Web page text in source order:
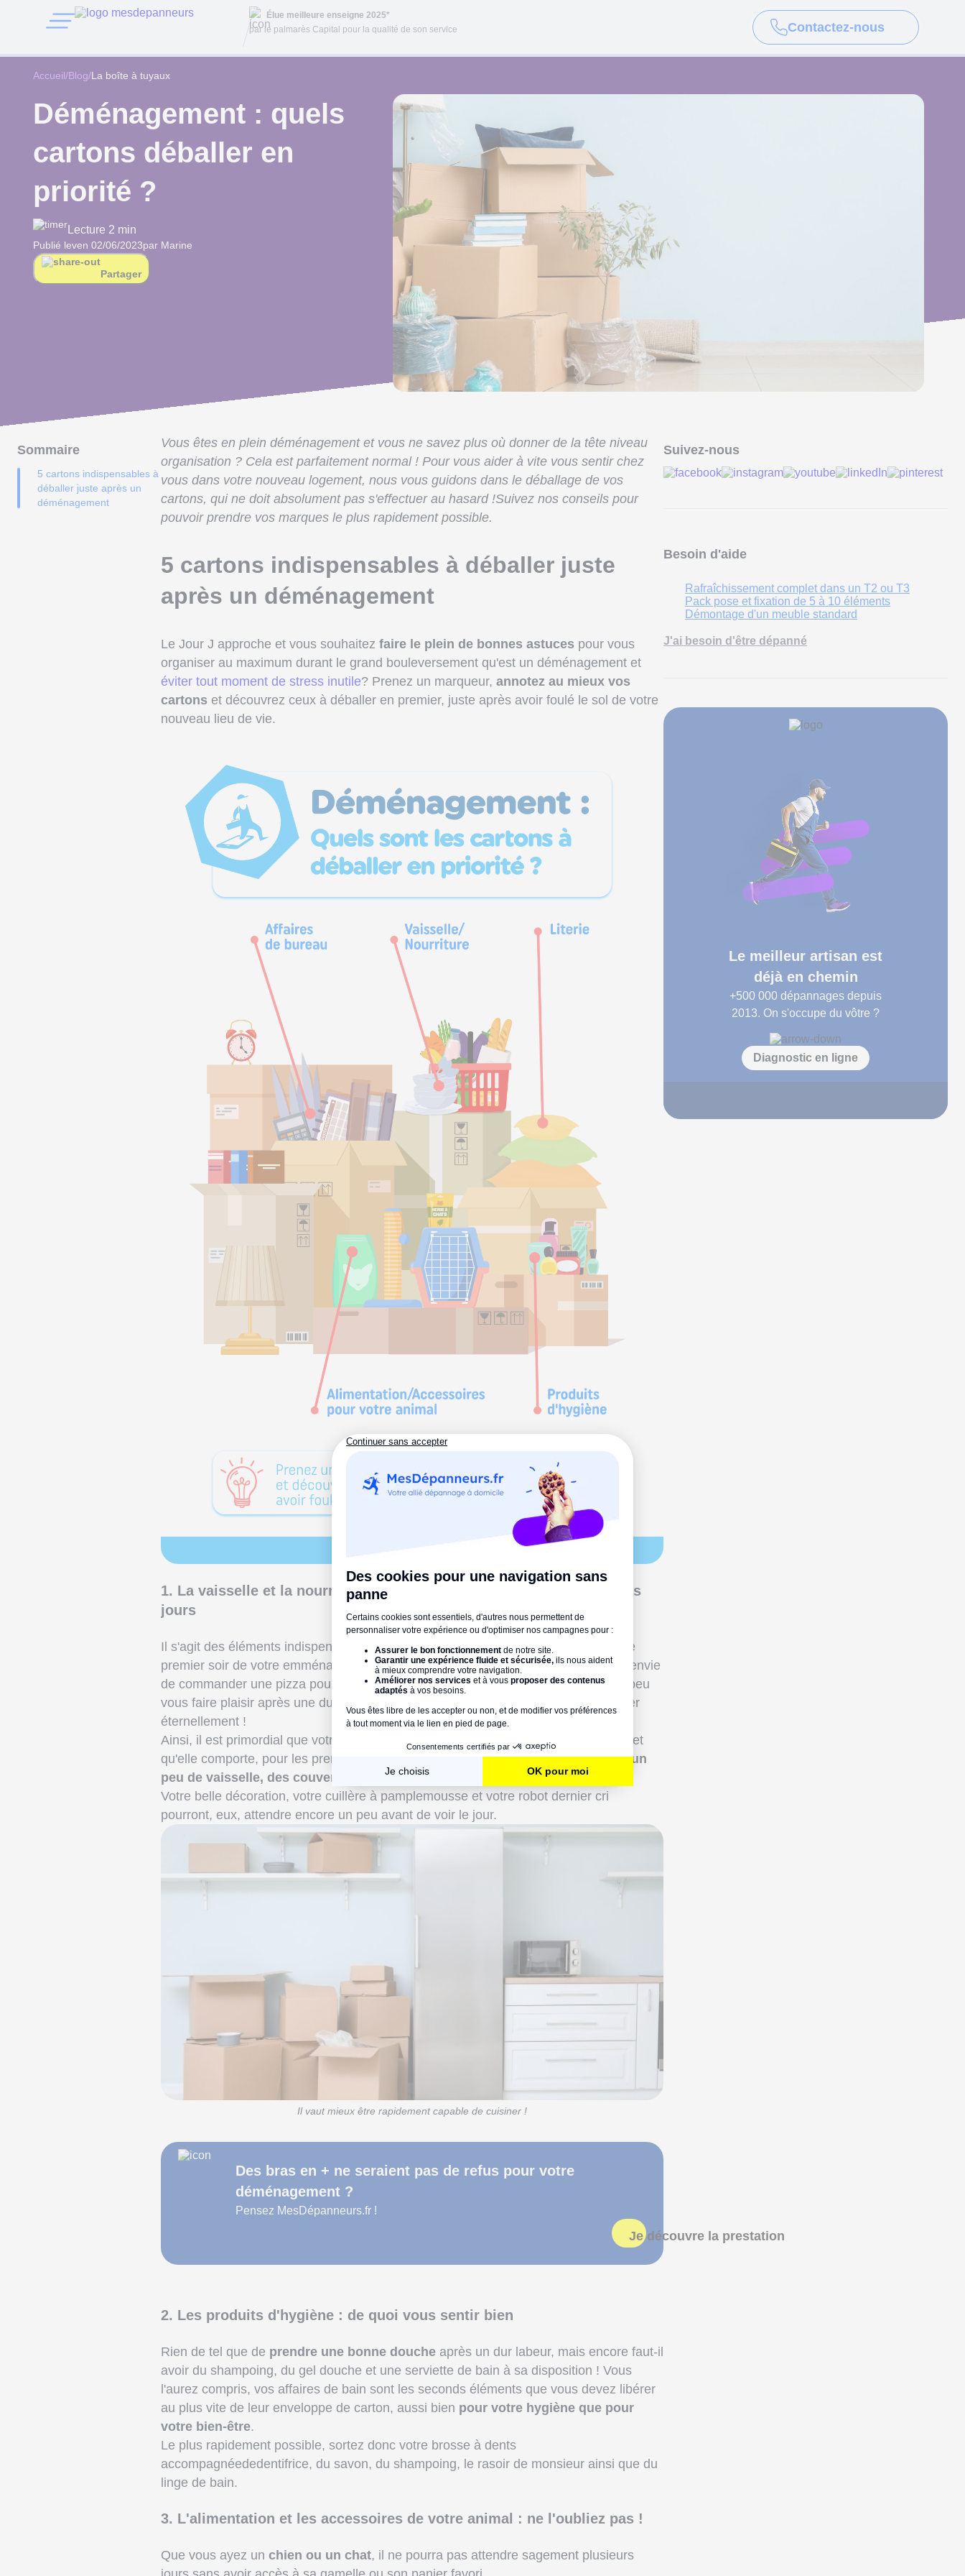
Élue meilleure enseigne 2025*
par le palmarès Capital pour la qualité de son service
Contactez-nous
Accueil/Blog/La boîte à tuyaux
Déménagement : quels
cartons déballer en
priorité ?
Lecture 2 min
Publié leven 02/06/2023par Marine
Partager
Sommaire
5 cartons indispensables à
déballer juste après un
déménagement
Vous êtes en plein déménagement et vous ne savez plus où donner de la tête niveau
organisation ? Cela est parfaitement normal ! Pour vous aider à vite vous sentir chez
vous dans votre nouveau logement, nous vous guidons dans le déballage de vos
cartons, qui ne doit absolument pas s'effectuer au hasard !Suivez nos conseils pour
pouvoir prendre vos marques le plus rapidement possible.
5 cartons indispensables à déballer juste
après un déménagement
Le Jour J approche et vous souhaitez faire le plein de bonnes astuces pour vous
organiser au maximum durant le grand bouleversement qu'est un déménagement et
éviter tout moment de stress inutile? Prenez un marqueur, annotez au mieux vos
cartons et découvrez ceux à déballer en premier, juste après avoir foulé le sol de votre
nouveau lieu de vie.
1. La vaisselle et la nourriture : quelques essentiels pour les premiers
jours
Il s'agit des éléments indispensables qu'il convient de déballeren premier lieu
! Le
premier soir de votre emménagement, nous comprenons très bien que vous ayez envie
de commander une pizza pour vous libérer de la corvée"cuisine" et de pouvoir un peu
vous faire plaisir après une dure journée, vousnourrir de fast-food ne peut pas durer
éternellement !
Ainsi, il est primordial que votre cuisine
soit opérationnelle le plus vite possible
et
qu'elle comporte, pour les premiers jours, un "nécessaire de survie" qui comprendun
peu de vaisselle, des couverts et une quantité suffisante d'aliments.
Votre belle décoration, votre cuillère à pamplemousse et votre robot dernier cri
pourront, eux, attendre encore un peu avant de voir le jour.
Il vaut mieux être rapidement capable de cuisiner !
Des bras en + ne seraient pas de refus pour votre
déménagement ?
Pensez MesDépanneurs.fr !
Je découvre la prestation
2. Les produits d'hygiène : de quoi vous sentir bien
Rien de tel que de prendre une bonne douche après un dur labeur, mais encore faut-il
avoir du shampoing, du gel douche et une serviette de bain à sa disposition ! Vous
l'aurez compris, vos affaires de bain sont les seconds éléments que vous devez libérer
au plus vite de leur enveloppe de carton, aussi bien pour votre hygiène que pour
votre bien-être.
Le plus rapidement possible, sortez donc votre brosse à dents
accompagnéededentifrice, du savon, du shampoing, le rasoir de monsieur ainsi que du
linge de bain.
3. L'alimentation et les accessoires de votre animal : ne l'oubliez pas !
Que vous ayez un chien ou un chat, il ne pourra pas attendre sagement plusieurs
Suivez-nous
Besoin d'aide
Rafraîchissement complet dans un T2 ou T3
Pack pose et fixation de 5 à 10 éléments
Démontage d'un meuble standard
J'ai besoin d'être dépanné
Le meilleur artisan est
déjà en chemin
+500 000 dépannages depuis
2013. On s'occupe du vôtre ?
Diagnostic en ligne